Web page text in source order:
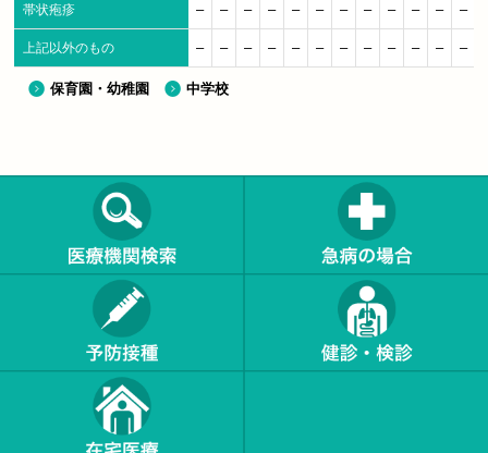
帯状疱疹 – – – – – – – – – – – –
上記以外のもの – – – – – – – – – – – –
保育園・幼稚園 中学校